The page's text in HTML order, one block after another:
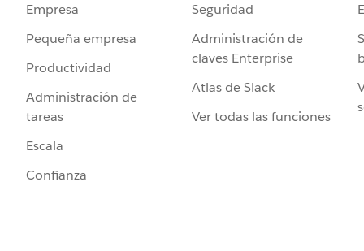
Empresa
Pequeña empresa
Productividad
Administración de
tareas
Escala
Confianza
Seguridad
Administración de
claves Enterprise
Atlas de Slack
Ver todas las funciones